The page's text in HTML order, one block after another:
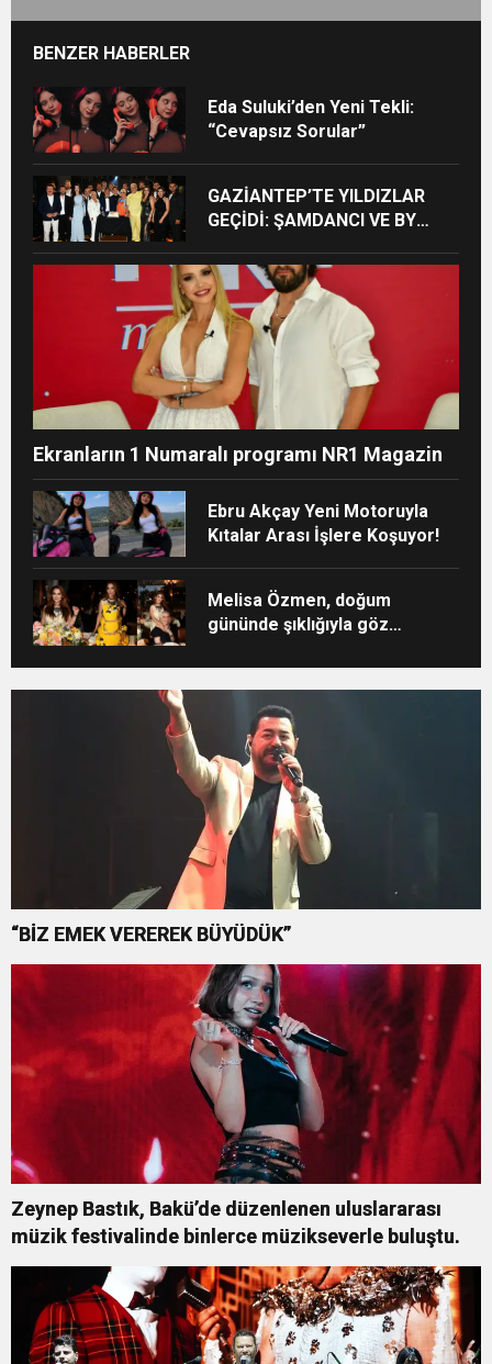
BENZER HABERLER
Eda Suluki’den Yeni Tekli:
“Cevapsız Sorular”
GAZİANTEP’TE YILDIZLAR
GEÇİDİ: ŞAMDANCI VE BY
PARK’TA GÖRKEMLİ GALA
Ekranların 1 Numaralı programı NR1 Magazin
Ebru Akçay Yeni Motoruyla
Kıtalar Arası İşlere Koşuyor!
Melisa Özmen, doğum
gününde şıklığıyla göz
“BİZ EMEK VEREREK BÜYÜDÜK”
Zeynep Bastık, Bakü’de düzenlenen uluslararası
müzik festivalinde binlerce müzikseverle buluştu.